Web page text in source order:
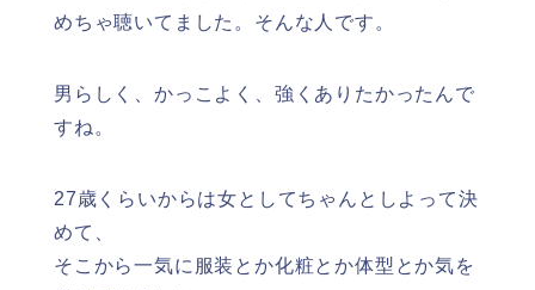
めちゃ聴いてました。そんな人です。
男らしく、かっこよく、強くありたかったんで
すね。
27歳くらいからは女としてちゃんとしよって決
めて、
そこから一気に服装とか化粧とか体型とか気を